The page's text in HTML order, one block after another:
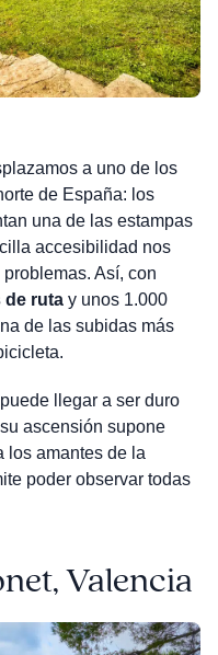
a uno de los
de España: los
una de las estampas
accesibilidad nos
Así, con
de rutay unos 1.000
de las subidas más
llegar a ser duro
ascensión supone
los amantes de la
poder observar todas
Valencia